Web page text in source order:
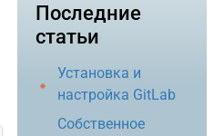
Последние
статьи
Установка и
настройка GitLab
Собственное